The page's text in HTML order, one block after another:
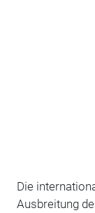
Die
Ausbreitung